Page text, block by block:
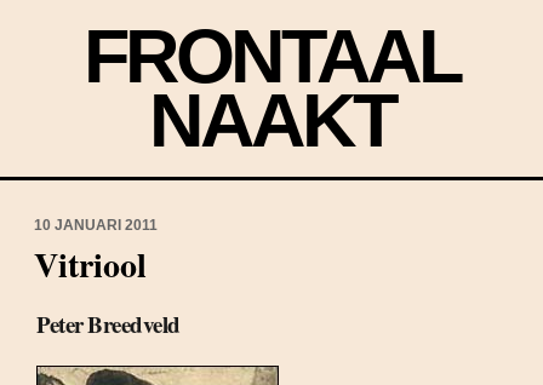
FRONTAAL
NAAKT
10 JANUARI 2011
Vitriool
Peter Breedveld